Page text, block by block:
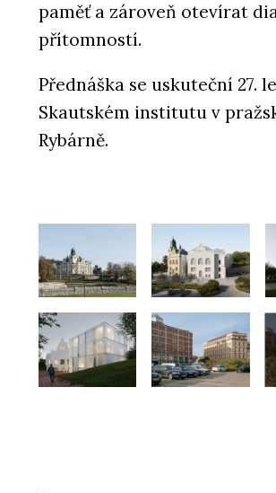
paměť a zároveň otevírat
přítomností.
Přednáška se uskuteční 27.
Skautském institutu v
Rybárně.